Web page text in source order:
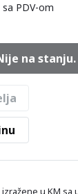
PDV-om
na stanju.
u KM sa